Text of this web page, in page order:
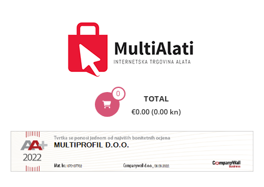
Internetska
trgovina
alata
0 TOTAL
€0.00 (0.00 kn)